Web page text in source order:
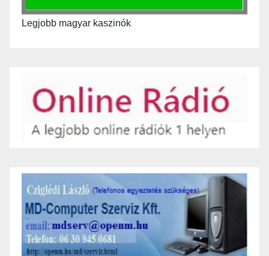
Legjobb magyar kaszinók